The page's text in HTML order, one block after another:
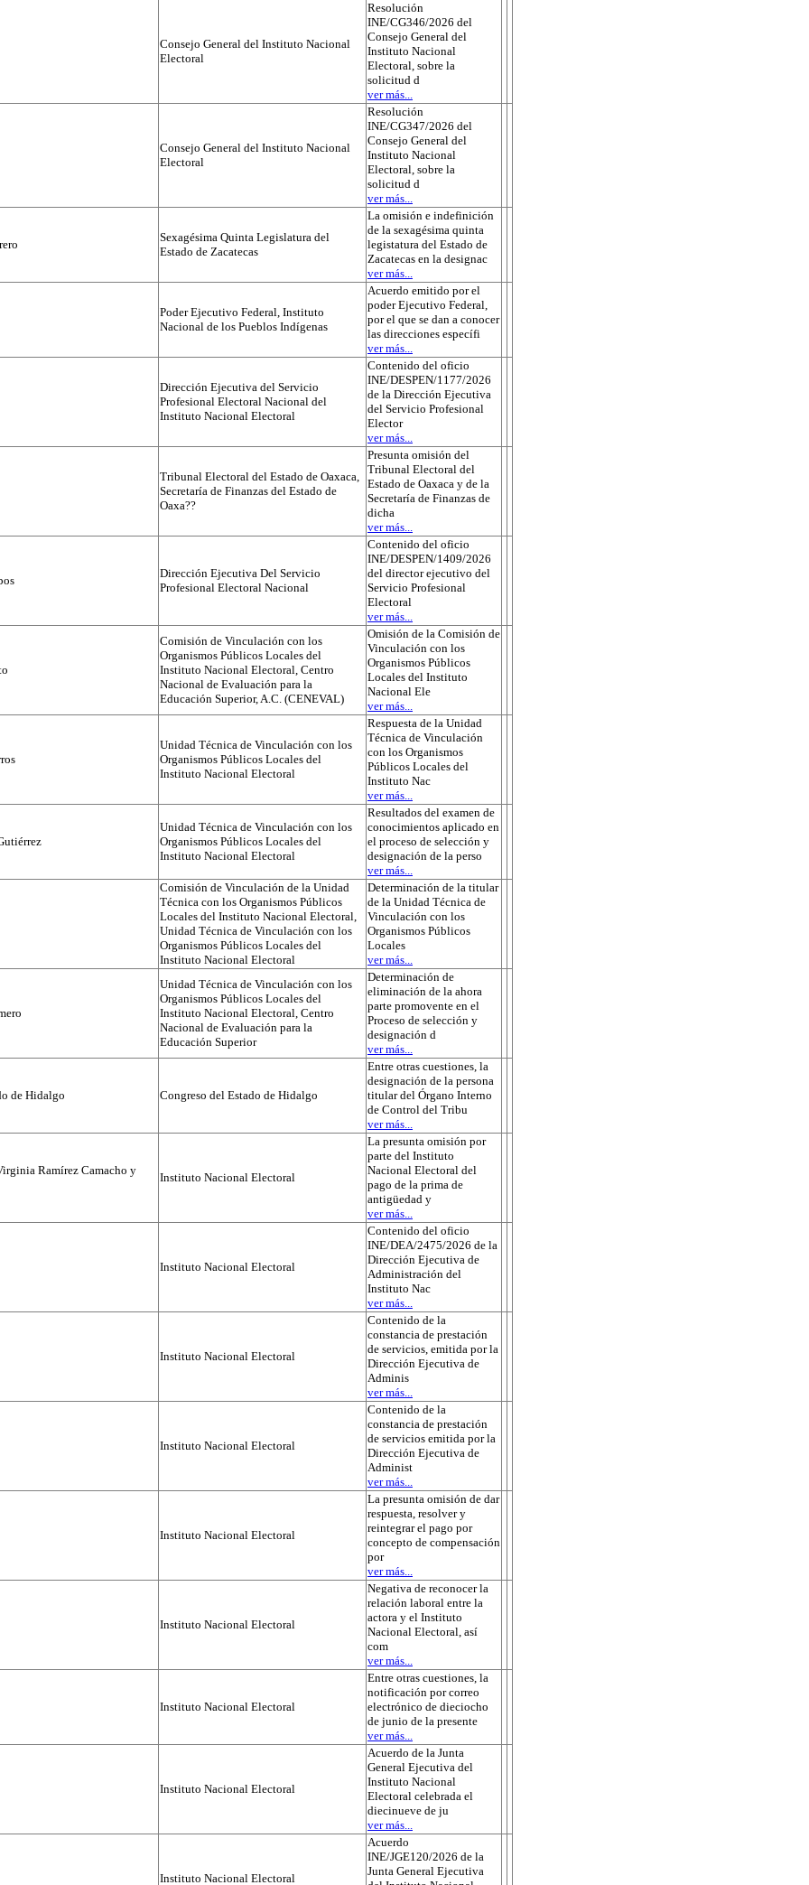
Consejo General del Instituto Nacional
Electoral
Resolución
INE/CG346/2026 del
Consejo General del
Instituto Nacional
Electoral, sobre la
solicitud d
ver más...
Consejo General del Instituto Nacional
Electoral
Resolución
INE/CG347/2026 del
Consejo General del
Instituto Nacional
Electoral, sobre la
solicitud d
ver más...
Sexagésima Quinta Legislatura del
Estado de Zacatecas
La omisión e indefinición
de la sexagésima quinta
legistatura del Estado de
Zacatecas en la designac
ver más...
Poder Ejecutivo Federal, Instituto
Nacional de los Pueblos Indígenas
Acuerdo emitido por el
poder Ejecutivo Federal,
por el que se dan a conocer
las direcciones específi
ver más...
Dirección Ejecutiva del Servicio
Profesional Electoral Nacional del
Instituto Nacional Electoral
Contenido del oficio
INE/DESPEN/1177/2026
de la Dirección Ejecutiva
del Servicio Profesional
Elector
ver más...
Tribunal Electoral del Estado de Oaxaca,
Secretaría de Finanzas del Estado de
Oaxa??
Presunta omisión del
Tribunal Electoral del
Estado de Oaxaca y de la
Secretaría de Finanzas de
dicha
ver más...
Dirección Ejecutiva Del Servicio
Profesional Electoral Nacional
Contenido del oficio
INE/DESPEN/1409/2026
del director ejecutivo del
Servicio Profesional
Electoral
ver más...
Comisión de Vinculación con los
Organismos Públicos Locales del
Instituto Nacional Electoral, Centro
Nacional de Evaluación para la
Educación Superior, A.C. (CENEVAL)
Omisión de la Comisión de
Vinculación con los
Organismos Públicos
Locales del Instituto
Nacional Ele
ver más...
Unidad Técnica de Vinculación con los
Organismos Públicos Locales del
Instituto Nacional Electoral
Respuesta de la Unidad
Técnica de Vinculación
con los Organismos
Públicos Locales del
Instituto Nac
ver más...
Unidad Técnica de Vinculación con los
Organismos Públicos Locales del
Instituto Nacional Electoral
Resultados del examen de
conocimientos aplicado en
el proceso de selección y
designación de la perso
ver más...
Comisión de Vinculación de la Unidad
Técnica con los Organismos Públicos
Locales del Instituto Nacional Electoral,
Unidad Técnica de Vinculación con los
Organismos Públicos Locales del
Instituto Nacional Electoral
Determinación de la titular
de la Unidad Técnica de
Vinculación con los
Organismos Públicos
Locales
ver más...
Unidad Técnica de Vinculación con los
Organismos Públicos Locales del
Instituto Nacional Electoral, Centro
Nacional de Evaluación para la
Educación Superior
Determinación de
eliminación de la ahora
parte promovente en el
Proceso de selección y
designación d
ver más...
de Hidalgo Congreso del Estado de Hidalgo
Entre otras cuestiones, la
designación de la persona
titular del Órgano Interno
de Control del Tribu
ver más...
Ramírez Camacho y
Instituto Nacional Electoral
La presunta omisión por
parte del Instituto
Nacional Electoral del
pago de la prima de
antigüedad y
ver más...
Instituto Nacional Electoral
Contenido del oficio
INE/DEA/2475/2026 de la
Dirección Ejecutiva de
Administración del
Instituto Nac
ver más...
Instituto Nacional Electoral
Contenido de la
constancia de prestación
de servicios, emitida por la
Dirección Ejecutiva de
Adminis
ver más...
Instituto Nacional Electoral
Contenido de la
constancia de prestación
de servicios emitida por la
Dirección Ejecutiva de
Administ
ver más...
Instituto Nacional Electoral
La presunta omisión de dar
respuesta, resolver y
reintegrar el pago por
concepto de compensación
por
ver más...
Instituto Nacional Electoral
Negativa de reconocer la
relación laboral entre la
actora y el Instituto
Nacional Electoral, así
com
ver más...
Instituto Nacional Electoral
Entre otras cuestiones, la
notificación por correo
electrónico de dieciocho
de junio de la presente
ver más...
Instituto Nacional Electoral
Acuerdo de la Junta
General Ejecutiva del
Instituto Nacional
Electoral celebrada el
diecinueve de ju
ver más...
Instituto Nacional Electoral
Acuerdo
INE/JGE120/2026 de la
Junta General Ejecutiva